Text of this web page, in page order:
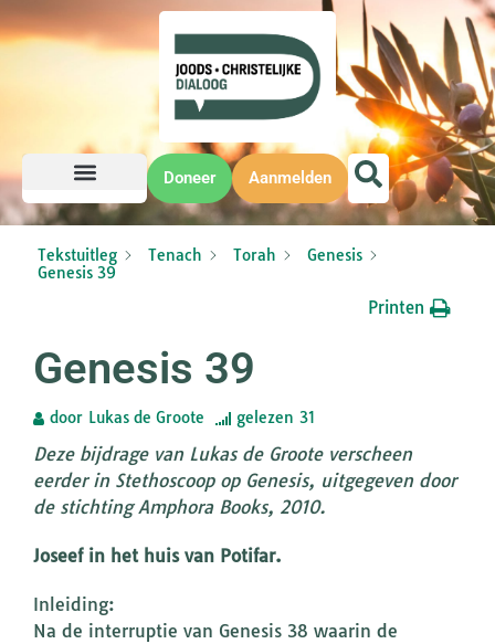
Doneer Aanmelden
Tekstuitleg Tenach Torah
Genesis
Genesis 39
Printen
Genesis 39
door Lukas de Groote gelezen 31
Deze bijdrage van Lukas de Groote verscheen
eerder in Stethoscoop op Genesis, uitgegeven door
de stichting Amphora Books, 2010.
Joseef in het huis van Potifar.
Inleiding:
Na de interruptie van Genesis 38 waarin de